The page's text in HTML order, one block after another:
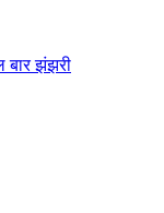
बार झंझरी